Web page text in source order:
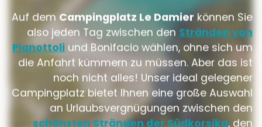
Auf demCampingplatz Le Damier können Sie
also jeden Tag zwischen den Stränden von
Pianottoli und Bonifacio wählen, ohne sich um
die Anfahrt kümmern zu müssen. Aber das ist
noch nicht alles! Unser ideal gelegener
Campingplatz bietet Ihnen eine große Auswahl
an Urlaubsvergnügungen zwischen den
schönsten Stränden der Südkorsika, den